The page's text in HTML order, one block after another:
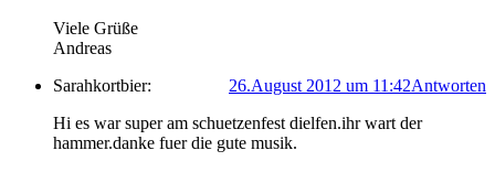
Viele Grüße
Andreas
Sarahkortbier:
Antworten
26.August 2012 um 11:42
Hi es war super am schuetzenfest dielfen.ihr wart der
hammer.danke fuer die gute musik.